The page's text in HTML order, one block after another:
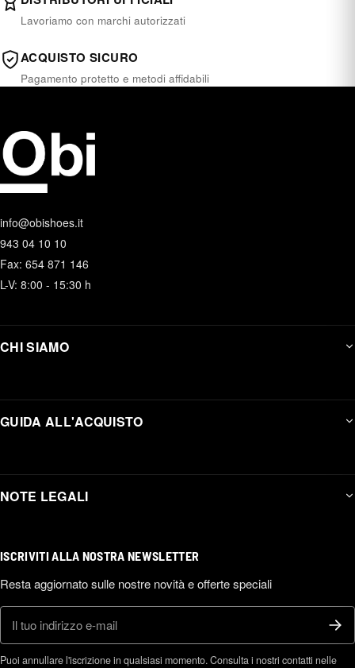
Lavoriamo con marchi autorizzati
ACQUISTO SICURO
Pagamento protetto e metodi affidabili
info@obishoes.it
943 04 10 10
Fax: 654 871 146
L-V: 8:00 - 15:30 h
CHI SIAMO
GUIDA ALL'ACQUISTO
NOTE LEGALI
ISCRIVITI ALLA NOSTRA NEWSLETTER
Resta aggiornato sulle nostre novità e offerte speciali
Puoi annullare l'iscrizione in qualsiasi momento. Consulta i nostri contatti nelle